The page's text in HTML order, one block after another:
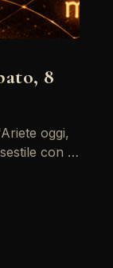
8
con la
il